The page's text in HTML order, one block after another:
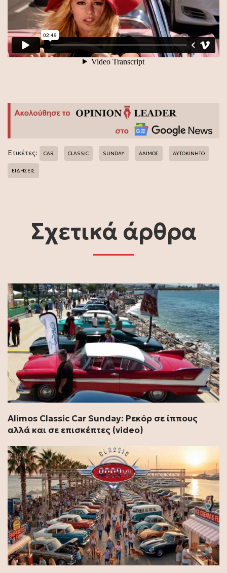
Ετικέτες: CAR CLASSIC SUNDAY ΆΛΙΜΟΣ ΑΥΤΟΚΙΝΗΤΟ
ΕΙΔΗΣΕΙΣ
Σχετικά άρθρα
Alimos Classic Car Sunday: Ρεκόρ σε ίππους
αλλά και σε επισκέπτες (video)